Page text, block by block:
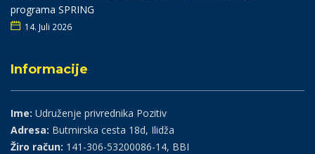
programa SPRING
14. Juli 2026
Informacije
Ime: Udruženje privrednika Pozitiv
Adresa: Butmirska cesta 18d, Ilidža
Žiro račun: 141-306-53200086-14, BBI